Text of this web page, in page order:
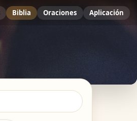
Biblia Oraciones Aplicación